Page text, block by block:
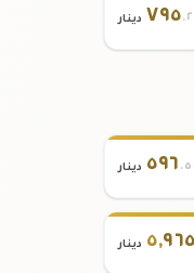
٧٩٥ دينار
٥٩٦ دينار
٥,٩٦٥ دينار